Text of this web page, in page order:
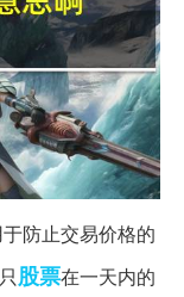
防止交易价格的
股票在一天内的